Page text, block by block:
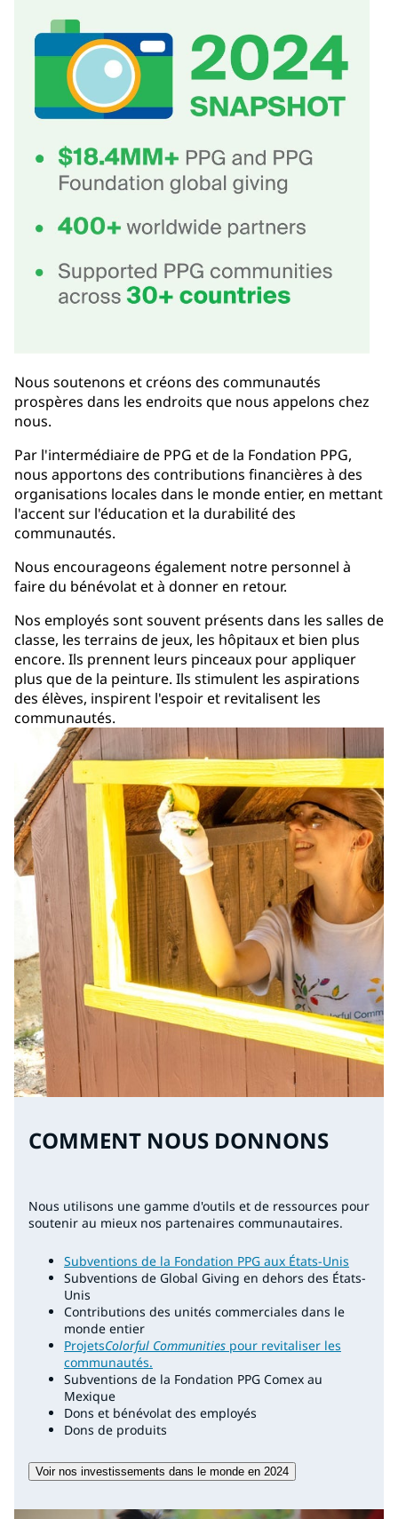
Nous soutenons et créons des communautés
prospères dans les endroits que nous appelons chez
nous.
Par l'intermédiaire de PPG et de la Fondation PPG,
nous apportons des contributions financières à des
organisations locales dans le monde entier, en mettant
l'accent sur l'éducation et la durabilité des
communautés.
Nous encourageons également notre personnel à
faire du bénévolat et à donner en retour.
Nos employés sont souvent présents dans les salles de
classe, les terrains de jeux, les hôpitaux et bien plus
encore. Ils prennent leurs pinceaux pour appliquer
plus que de la peinture. Ils stimulent les aspirations
des élèves, inspirent l'espoir et revitalisent les
communautés.
COMMENT NOUS DONNONS
Nous utilisons une gamme d'outils et de ressources pour
soutenir au mieux nos partenaires communautaires.
Subventions de la Fondation PPG aux États-Unis
Subventions de Global Giving en dehors des États-
Unis
Contributions des unités commerciales dans le
monde entier
ProjetsColorful Communities pour revitaliser les
communautés.
Subventions de la Fondation PPG Comex au
Mexique
Dons et bénévolat des employés
Dons de produits
Voir nos investissements dans le monde en 2024